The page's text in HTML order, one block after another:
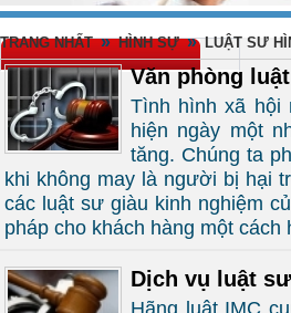
TRANG NHẤT » HÌNH SỰ » LUẬT SƯ
Văn phòng
Tình hình xã hội
hiện ngày một
tăng. Chúng ta
khi không may là người bị hại
các luật sư giàu kinh nghiệm
pháp cho khách hàng một cách
Dịch vụ luật
Hãng luật IMC